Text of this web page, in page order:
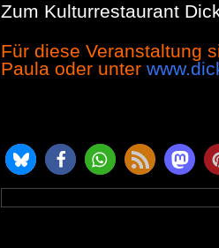
Zum Kulturrestaurant
Für diese Veranstaltung
Paula oder unter